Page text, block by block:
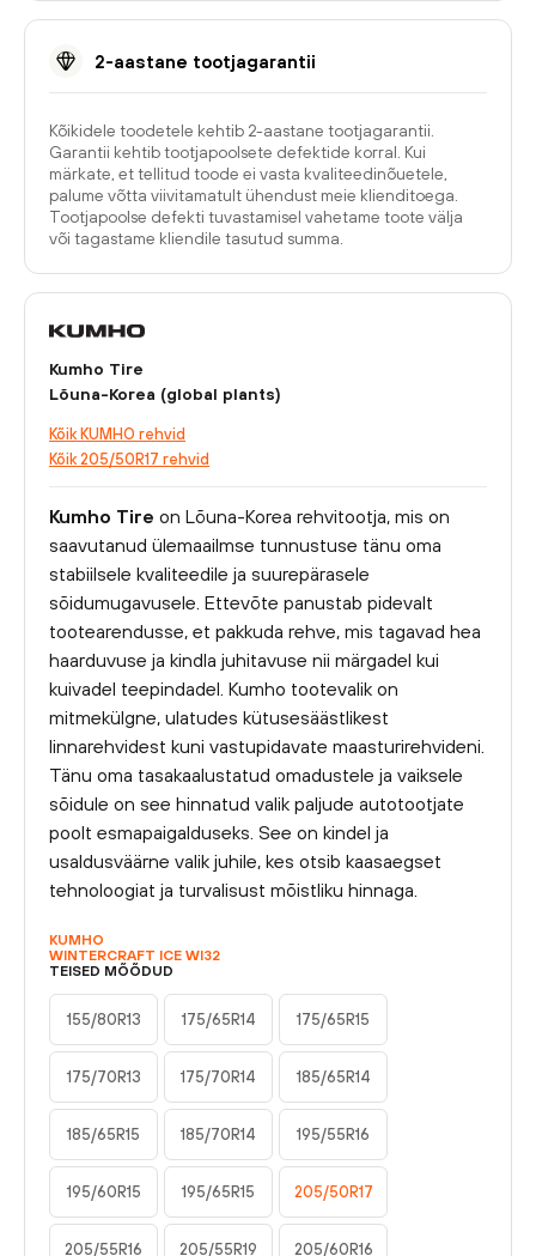
2-aastane tootjagarantii
Kõikidele toodetele kehtib 2-aastane tootjagarantii.
Garantii kehtib tootjapoolsete defektide korral. Kui
märkate, et tellitud toode ei vasta kvaliteedinõuetele,
palume võtta viivitamatult ühendust meie klienditoega.
Tootjapoolse defekti tuvastamisel vahetame toote välja
või tagastame kliendile tasutud summa.
Kumho Tire
Lõuna-Korea (global plants)
Kõik KUMHO rehvid
Kõik 205/50R17 rehvid
Kumho Tire on Lõuna-Korea rehvitootja, mis on
saavutanud ülemaailmse tunnustuse tänu oma
stabiilsele kvaliteedile ja suurepärasele
sõidumugavusele. Ettevõte panustab pidevalt
tootearendusse, et pakkuda rehve, mis tagavad hea
haarduvuse ja kindla juhitavuse nii märgadel kui
kuivadel teepindadel. Kumho tootevalik on
mitmekülgne, ulatudes kütusesäästlikest
linnarehvidest kuni vastupidavate maasturirehvideni.
Tänu oma tasakaalustatud omadustele ja vaiksele
sõidule on see hinnatud valik paljude autotootjate
poolt esmapaigalduseks. See on kindel ja
usaldusväärne valik juhile, kes otsib kaasaegset
tehnoloogiat ja turvalisust mõistliku hinnaga.
KUMHO
WINTERCRAFT ICE WI32
TEISED MÕÕDUD
155/80R13 175/65R14 175/65R15
175/70R13 175/70R14 185/65R14
185/65R15 185/70R14 195/55R16
195/60R15 195/65R15 205/50R17
205/55R16 205/55R19 205/60R16